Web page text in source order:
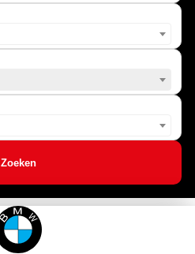
Zoeken